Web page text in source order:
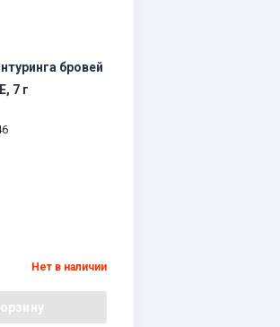
бровей
7 г
Нет в наличии